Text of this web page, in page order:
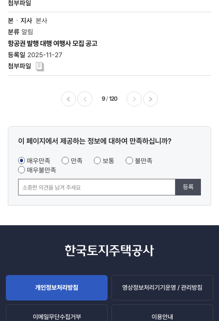
본사
알림
항공권 발행 대행 여행사 모집 공고
2025-11-27
9 120
콘텐츠
조사
이 페이지에서 제공하는 정보에 대하여 만족하십니까?
매우만족 만족 보통
불만족
매우불만족
등록
개인정보처리방침 영상정보처리기기운영 / 관리방침
이메일무단수집거부 이용안내